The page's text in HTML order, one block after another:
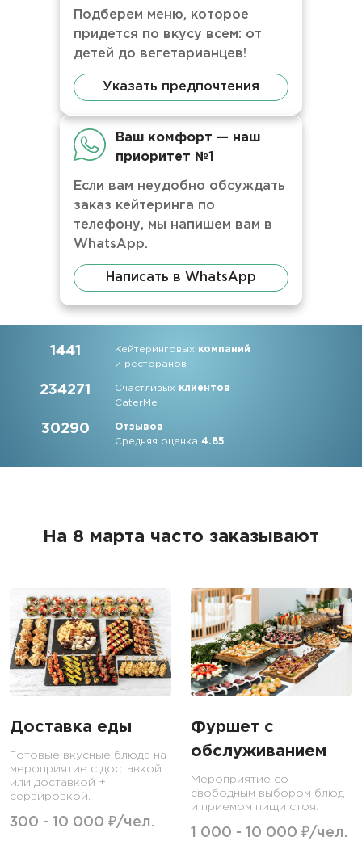
Подберем меню, которое
придется по вкусу всем: от
детей до вегетарианцев!
Указать предпочтения
Ваш комфорт — наш
приоритет №1
Если вам неудобно обсуждать
заказ кейтеринга по
телефону, мы напишем вам в
WhatsApp.
Написать в WhatsApp
1441 Кейтеринговых компаний
и ресторанов
234271 Счастливых клиентов
CaterMe
30290
Отзывов
Средняя оценка4.85
На 8 марта часто заказывают
Доставка еды
Готовые вкусные блюда на
мероприятие с доставкой
или доставкой +
сервировкой.
300 - 10 000 ₽/чел.
Фуршет с
обслуживанием
Мероприятие со
свободным выбором блюд
и приемом пищи стоя.
1 000 - 10 000 ₽/чел.